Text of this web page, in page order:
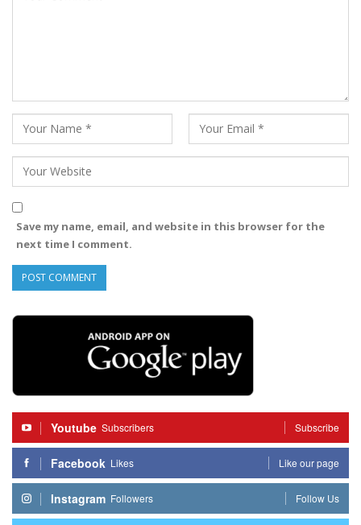
Save my name, email, and website in this browser for the
next time I comment.
Youtube Subscribers Subscribe
Facebook Likes Like our page
Instagram Followers Follow Us